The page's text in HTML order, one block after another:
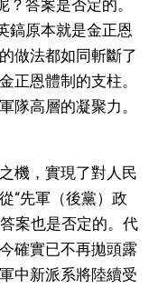
？答案是否定的。
鎬原本就是金正恩
做法都如同斬斷了
正恩體制的支柱。
隊高層的凝聚力。
機，實現了對人民
“先軍（後黨）政
案也是否定的。代
確實已不再拋頭露
中新派系將陸續受